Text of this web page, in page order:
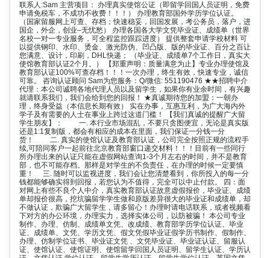
联系人:Sam 主营项目： 办理真实使馆公证（即留学回国人员证明，免费
申请免税车，不成功不收费！！！） 办理教育部国外学历学位认证。
（国家留服网上可查、存档；快速稳妥，回国发展，考公务员，落户，进
国企，外企，创业–无忧愁） 办理各国各大学文凭毕业证、成绩单（世界
名校一对一专业服务，可全程监控跟踪进度） 提供整套申请学校材料 可
以提供钢印、水印、烫金、激光防伪、凹凸版、版的毕业证、百分之百让
您满意、设计，印刷，DHL快递； （毕业证、成绩单7个工作日，真实大
使馆教育部认证2个月。） 【郑重声明：质量满意为止】专业办理使馆及
教育部认证100%可查存档！！！一次办理，终生有效，快速专业，诚信
可靠。 咨询认证顾问 Sam为您服务：Q/微信: 551190476 ★★招聘中介
代理：本公司诚聘各地代理人员以及留学生，如果你有业余时间，有兴趣
就请联系我们，我们会给到您的回报！ ★真诚期待您的加盟：一朝办
理，终身受益（本信息长期有效） 实在办事，互惠互利，为广大海内外
学子及有需要的人士在事业上跨过这道门槛！ 【我们真诚的提醒广大留
学生朋友】： 一. 本行业市场混乱，不要只贪图便宜，无论是真实版
还是1:1复制版，都会有相应的成本在里面，我们保证一分钱一分
货！ 二. 真实的使馆认证及教育部认证，公司完全按照正规的流程手
续,可陪同客户一起前往北京教育部窗口递交材料！！！目前有一些同行
所办理出来的认证只能在虚假网站查询1-3个月左右的时间，并不是教育
部，也不可能存档。那样是对学生的不负责任，在办理的时候一定要慎
重！ 三. 随时可以监视进度，我们会让您清楚看到，你所投入的每一分
钱都能够确实得到回报，若您认为不值得，完全可以中止付款。 四：面
对网上有些不良个人中介，真实教育部认证故意虚假报价，毕业证、成绩
单却报价很高，挖坑骗留学学生做和原版差异很大的毕业证和成绩单，却
不做认证，欺骗广大留学生，请多留心！办理时请电话联系，或者视频看
下对方的办公环境，办理实力，选择实体公司，以防被骗！ 本公司专业
制作、办理、仿制、成绩单文凭、改成绩、教育部学历学位认证、毕业
证、成绩单、文凭、学历文凭、假文凭假毕业证假学历书制作、假制作、
办理、仿制学位证书、毕业证文凭 、文凭毕业证、毕业证认证、留服认
证、使馆认证、使馆证明、使馆留学回国人员证明、留学生认证、学历认